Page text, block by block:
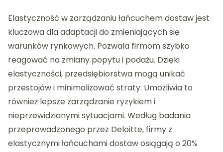
Elastyczność w zarządzaniu łańcuchem dostaw jest
kluczowa dla adaptacji do zmieniających się
warunków rynkowych. Pozwala firmom szybko
reagować na zmiany popytu i podażu. Dzięki
elastyczności, przedsiębiorstwa mogą unikać
przestojów i minimalizować straty. Umożliwia to
również lepsze zarządzanie ryzykiem i
nieprzewidzianymi sytuacjami. Według badania
przeprowadzonego przez Deloitte, firmy z
elastycznymi łańcuchami dostaw osiągają o 20%